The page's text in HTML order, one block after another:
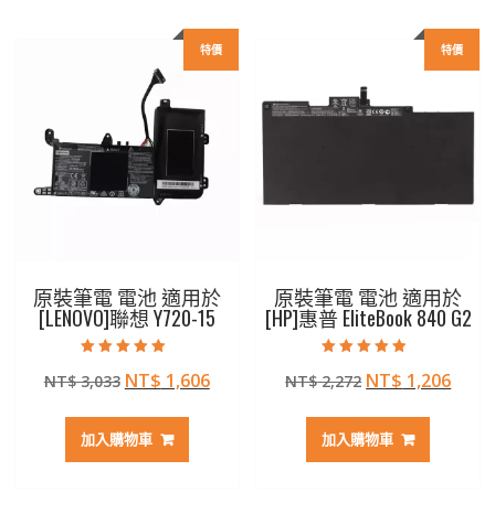
特價
原裝筆電 電池 適用於
[LENOVO]聯想 Y720-15
5.00
滿分 5
NT$3,033 原
價
格：
NT$ 1,606目
加入購物車
特價
原裝筆電 電池 適用於
[HP]惠普 EliteBook 840 G2
4.50
滿分 5
NT$2,272 原
價
格：
NT$ 1,206目
加入購物車